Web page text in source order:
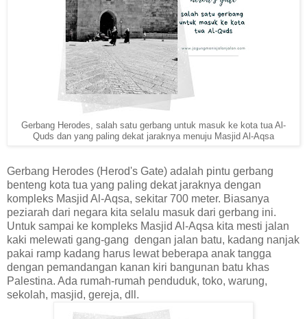
Gerbang Herodes, salah satu gerbang untuk masuk ke kota tua Al-
Quds dan yang paling dekat jaraknya menuju Masjid Al-Aqsa
Gerbang Herodes (Herod's Gate) adalah pintu gerbang
benteng kota tua yang paling dekat jaraknya dengan
kompleks Masjid Al-Aqsa, sekitar 700 meter. Biasanya
peziarah dari negara kita selalu masuk dari gerbang ini.
Untuk sampai ke kompleks Masjid Al-Aqsa kita mesti jalan
kaki melewati gang-gang dengan jalan batu, kadang nanjak
pakai ramp kadang harus lewat beberapa anak tangga
dengan pemandangan kanan kiri bangunan batu khas
Palestina. Ada rumah-rumah penduduk, toko, warung,
sekolah, masjid, gereja, dll.